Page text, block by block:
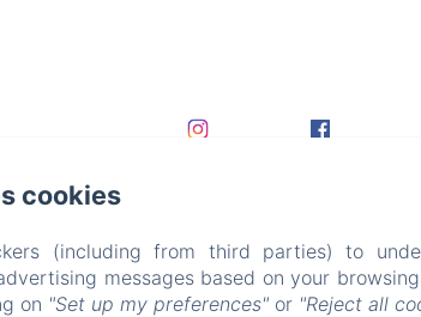
cookies
(including from third parties) to
messages based on your
on "Set up my preferences" or "Reject all